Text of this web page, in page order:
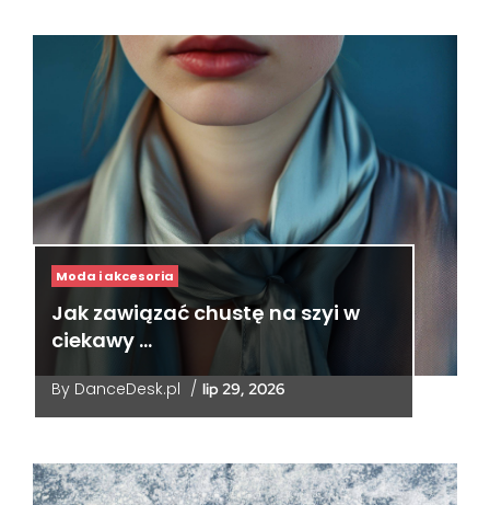
Moda i akcesoria
Jak zawiązać chustę na szyi w
ciekawy …
By DanceDesk.pl / lip 29, 2026